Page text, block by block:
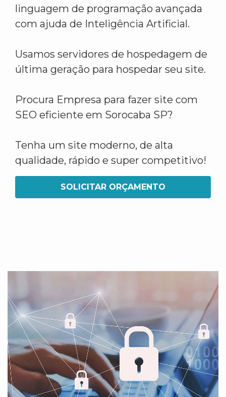
linguagem de programação avançada
com ajuda de Inteligência Artificial.
Usamos servidores de hospedagem de
última geração para hospedar seu site.
Procura Empresa para fazer site com
SEO eficiente em Sorocaba SP?
Tenha um site moderno, de alta
qualidade, rápido e super competitivo!
SOLICITAR ORÇAMENTO